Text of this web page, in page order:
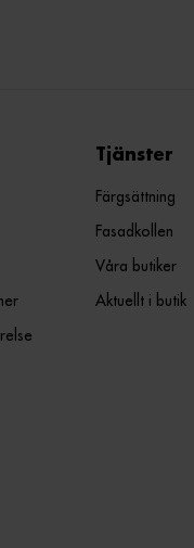
Tjänster
Färgsättning
Fasadkollen
Våra butiker
Aktuellt i butik